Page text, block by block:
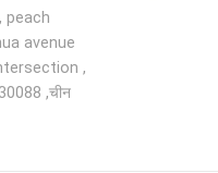
peach
avenue
,
,चीन